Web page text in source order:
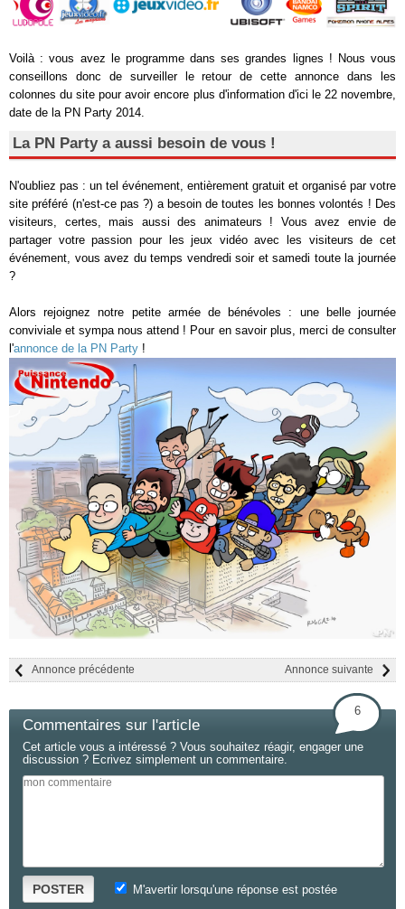
Voilà : vous avez le programme dans ses grandes lignes ! Nous vous
conseillons donc de surveiller le retour de cette annonce dans les
colonnes du site pour avoir encore plus d'information d'ici le 22 novembre,
date de la PN Party 2014.
La PN Party a aussi besoin de vous !
N'oubliez pas : un tel événement, entièrement gratuit et organisé par votre
site préféré (n'est-ce pas ?) a besoin de toutes les bonnes volontés ! Des
visiteurs, certes, mais aussi des animateurs ! Vous avez envie de
partager votre passion pour les jeux vidéo avec les visiteurs de cet
événement, vous avez du temps vendredi soir et samedi toute la journée
?
Alors rejoignez notre petite armée de bénévoles : une belle journée
conviviale et sympa nous attend ! Pour en savoir plus, merci de consulter
l'annonce de la PN Party !
Annonce suivante
Annonce précédente
Commentaires sur l'article
6
Cet article vous a intéressé ? Vous souhaitez réagir, engager une
discussion ? Ecrivez simplement un commentaire.
POSTER M'avertir lorsqu'une réponse est postée